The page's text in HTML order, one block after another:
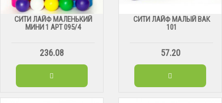
СИТИ ЛАЙФ МАЛЕНЬКИЙ
МИНИ 1 АРТ 095/4
236.08
СИТИ ЛАЙФ МАЛЫЙ ВАК
101
57.20